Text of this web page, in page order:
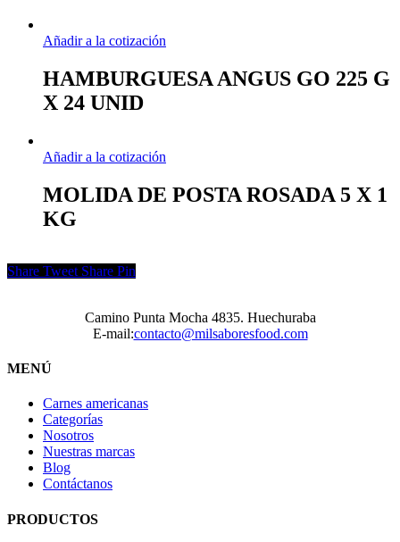
Añadir a la cotización
HAMBURGUESA ANGUS GO 225 G
X 24 UNID
Añadir a la cotización
MOLIDA DE POSTA ROSADA 5 X 1
KG
Share Tweet Share Pin
Camino Punta Mocha 4835. Huechuraba
E-mail:contacto@milsaboresfood.com
MENÚ
Carnes americanas
Categorías
Nosotros
Nuestras marcas
Blog
Contáctanos
PRODUCTOS